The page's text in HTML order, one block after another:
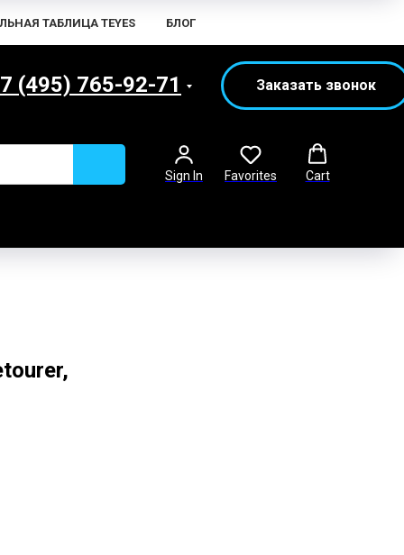
ТАБЛИЦА TEYES БЛОГ
(495) 765-92-71 Заказать звонок
Sign In Favorites Cart